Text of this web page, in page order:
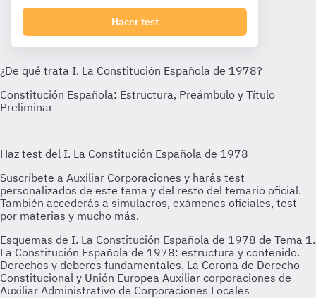
Hacer test
Esquemas de I. La Constitución Española de 1978 de Tema 1.
La Constitución Española de 1978: estructura y contenido.
Derechos y deberes fundamentales. La Corona de Derecho
Constitucional y Unión Europea Auxiliar corporaciones de
Auxiliar Administrativo de Corporaciones Locales